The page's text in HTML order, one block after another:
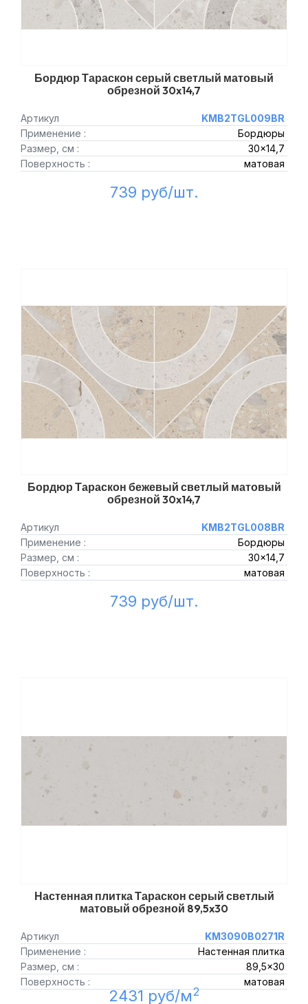
Бордюр Тараскон серый светлый матовый
обрезной 30x14,7
Артикул
KMB2TGL009BR
Применение :
Бордюры
Размер, см :
30x14,7
Поверхность :
матовая
739 руб/шт.
Бордюр Тараскон бежевый светлый матовый
обрезной 30x14,7
Артикул
KMB2TGL008BR
Применение :
Бордюры
Размер, см :
30x14,7
Поверхность :
матовая
739 руб/шт.
Настенная плитка Тараскон серый светлый
матовый обрезной 89,5x30
Артикул
KM3090B0271R
Применение :
Настенная плитка
Размер, см :
89,5x30
Поверхность :
матовая
2431 руб/м2